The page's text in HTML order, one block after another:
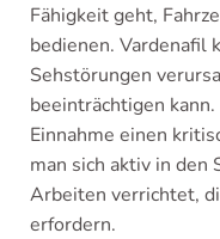
Fähigkeit geht,
bedienen. Vardenafil
Sehstörungen
beeinträchtigen
Einnahme einen
man sich aktiv in
Arbeiten verrichtet,
erfordern.